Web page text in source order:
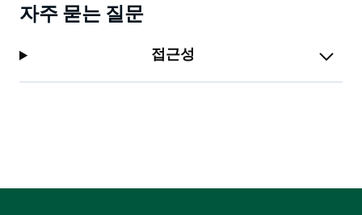
자주 묻는 질문
접근성